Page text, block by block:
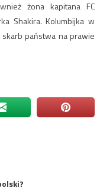
żona kapitana FC
Shakira. Kolumbijka w
państwa na prawie